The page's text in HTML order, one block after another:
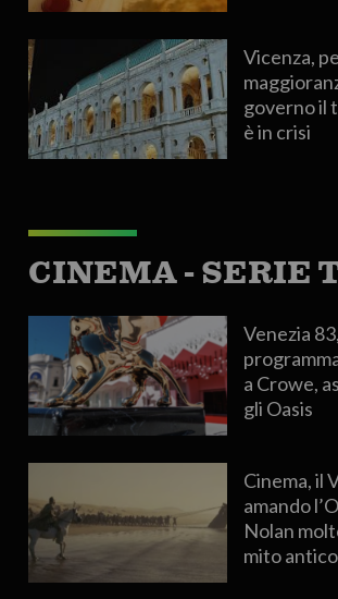
Vicenza,
governo il
è in crisi
CINEMA - SERIE
Venezia
a Crowe,
gli Oasis
Cinema, il
amando
Nolan
mito antico